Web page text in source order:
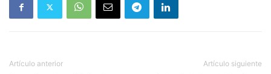
Artículo anterior Artículo siguiente